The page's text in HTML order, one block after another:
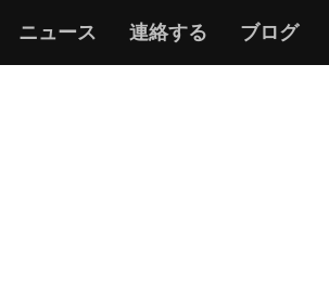
ニュース 連絡する ブログ